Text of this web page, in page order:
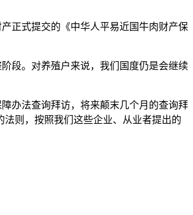
正式提交的《中华人平易近国牛肉财产保
段。对养殖户来说，我们国度仍是会继续
办法查询拜访，将来颠末几个月的查询拜
则，按照我们这些企业、从业者提出的